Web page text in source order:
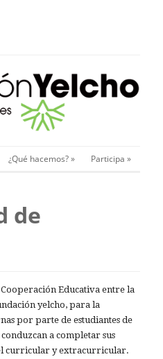
¿Qué hacemos?» Participa »
de
Educativa entre la
yelcho, para la
por parte de estudiantes de
a completar sus
curricular y extracurricular.